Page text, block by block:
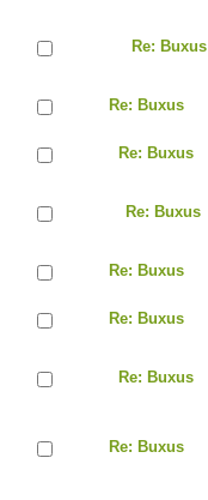
Re: Buxus
Re: Buxus
Re: Buxus
Re: Buxus
Re: Buxus
Re: Buxus
Re: Buxus
Re: Buxus